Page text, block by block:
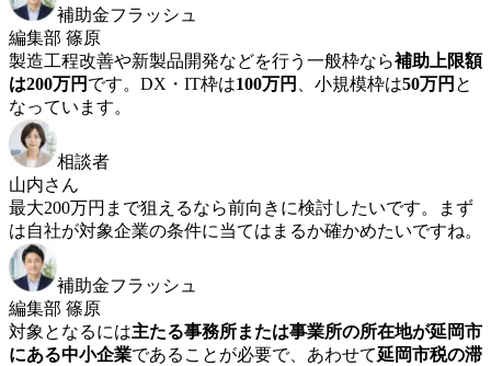
補助金フラッシュ
編集部 篠原
製造工程改善や新製品開発などを行う一般枠なら補助上限額
は200万円 です。DX・IT枠は100万円 、小規模枠は50万円 と
なっています。
相談者
山内さん
最大200万円まで狙えるなら前向きに検討したいです。まず
は自社が対象企業の条件に当てはまるか確かめたいですね。
補助金フラッシュ
編集部 篠原
対象となるには主たる事務所または事業所の所在地が延岡市
にある中小企業であることが必要で、あわせて延岡市税の滞